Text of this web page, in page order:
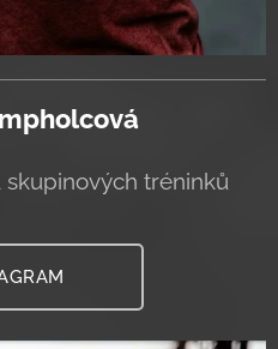
skupinových tréninků